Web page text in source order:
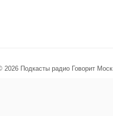
2026 Подкасты радио Говорит